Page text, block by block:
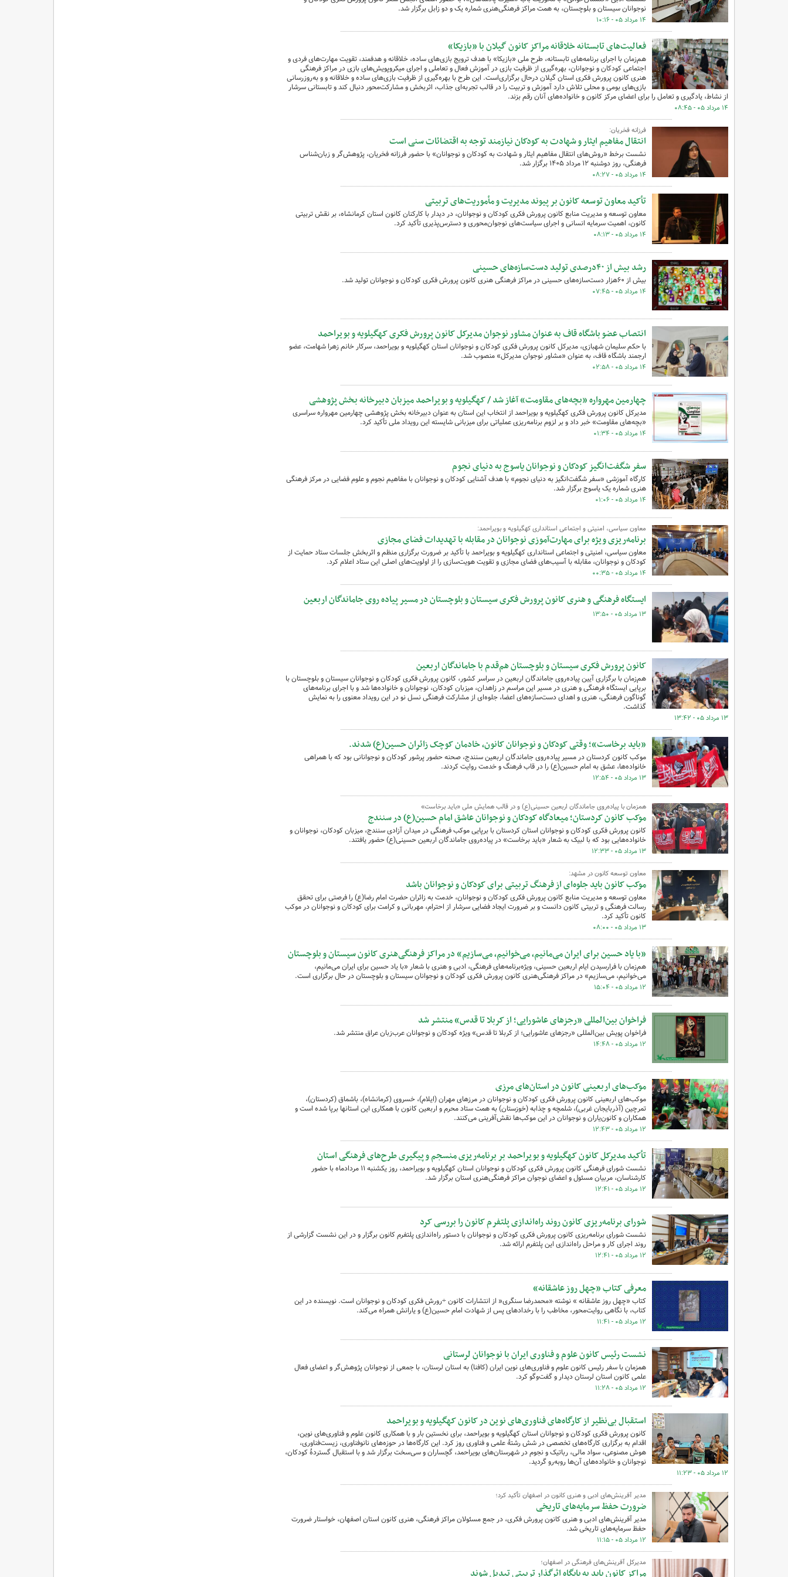
نوجوانان سیستان و بلوچستان، به همت مراکز فرهنگی‌هنری شماره یک و دو زابل برگزار شد.
۱۴ مرداد ۰۵ - ۱۰:۱۶
فعالیت‌های تابستانه خلاقانه مراکز کانون گیلان با «بازیکا»
هم‌زمان با اجرای برنامه‌های تابستانه، طرح ملی «بازیکا» با هدف ترویج بازی‌های ساده، خلاقانه و هدفمند، تقویت مهارت‌های فردی و
اجتماعی کودکان و نوجوانان، بهره‌گیری از ظرفیت بازی در آموزش فعال و تعاملی و اجرای میکروپویش‌های بازی در مراکز فرهنگی
هنری کانون پرورش فکری استان گیلان درحال برگزاری‌است. این طرح با بهره‌گیری از ظرفیت بازی‌های ساده و خلاقانه و و به‌روزرسانی
بازی‌های بومی و محلی تلاش دارد آموزش و تربیت را در قالب تجربه‌ای جذاب، اثربخش و مشارکت‌محور دنبال کند و تابستانی سرشار
از نشاط، یادگیری و تعامل را برای اعضای مرکز کانون و خانواده‌های آنان رقم بزند.
۱۴ مرداد ۰۵ - ۰۸:۴۵
فرزانه فخریان:
انتقال مفاهیم ایثار و شهادت به کودکان نیازمند توجه به اقتضائات سنی است
نشست برخط «روش‌های انتقال مفاهیم ایثار و شهادت به کودکان و نوجوانان» با حضور فرزانه فخریان، پژوهش‌گر و زبان‌شناس
فرهنگی، روز دوشنبه ۱۲ مرداد ۱۴۰۵ برگزار شد.
۱۴ مرداد ۰۵ - ۰۸:۲۷
تأکید معاون توسعه کانون بر پیوند مدیریت و مأموریت‌های تربیتی
معاون توسعه و مدیریت منابع کانون پرورش فکری کودکان و نوجوانان، در دیدار با کارکنان کانون استان کرمانشاه، بر نقش تربیتی
کانون، اهمیت سرمایه انسانی و اجرای سیاست‌های نوجوان‌محوری و دسترس‌پذیری تأکید کرد.
۱۴ مرداد ۰۵ - ۰۸:۱۳
رشد بیش از ۴۰درصدی تولید دست‌سازه‌های حسینی
بیش از ۶۰هزار دست‌سازه‌های حسینی در مراکز فرهنگی هنری کانون پرورش فکری کودکان و نوجوانان تولید شد.
۱۴ مرداد ۰۵ - ۰۷:۴۵
انتصاب عضو باشگاه قاف به عنوان مشاور نوجوان مدیرکل کانون پرورش فکری کهگیلویه و بویراحمد
با حکم سلیمان شهبازی، مدیرکل کانون پرورش فکری کودکان و نوجوانان استان کهگیلویه و بویراحمد، سرکار خانم زهرا شهامت، عضو
ارجمند باشگاه قاف، به عنوان «مشاور نوجوان مدیرکل» منصوب شد.
۱۴ مرداد ۰۵ - ۰۲:۵۸
چهارمین مهرواره «بچه‌های مقاومت» آغاز شد / کهگیلویه و بویراحمد میزبان دبیرخانه بخش پژوهشی
مدیرکل کانون پرورش فکری کهگیلویه و بویراحمد از انتخاب این استان به عنوان دبیرخانه بخش پژوهشی چهارمین مهرواره سراسری
«بچه‌های مقاومت» خبر داد و بر لزوم برنامه‌ریزی عملیاتی برای میزبانی شایسته این رویداد ملی تأکید کرد.
۱۴ مرداد ۰۵ - ۰۱:۳۴
سفر شگفت‌انگیز کودکان و نوجوانان یاسوج به دنیای نجوم
کارگاه آموزشی «سفر شگفت‌انگیز به دنیای نجوم» با هدف آشنایی کودکان و نوجوانان با مفاهیم نجوم و علوم فضایی در مرکز فرهنگی
هنری شماره یک یاسوج برگزار شد.
۱۴ مرداد ۰۵ - ۰۱:۰۶
معاون سیاسی، امنیتی و اجتماعی استانداری کهگیلویه و بویراحمد:
برنامه‌ریزی ویژه برای مهارت‌آموزی نوجوانان در مقابله با تهدیدات فضای مجازی
معاون سیاسی، امنیتی و اجتماعی استانداری کهگیلویه و بویراحمد با تأکید بر ضرورت برگزاری منظم و اثربخش جلسات ستاد حمایت از
کودکان و نوجوانان، مقابله با آسیب‌های فضای مجازی و تقویت هویت‌سازی را از اولویت‌های اصلی این ستاد اعلام کرد.
۱۴ مرداد ۰۵ - ۰۰:۳۵
ایستگاه فرهنگی و هنری کانون پرورش فکری سیستان و بلوچستان در مسیر پیاده روی جاماندگان اربعین
۱۳ مرداد ۰۵ - ۱۳:۵۰
کانون پرورش فکری سیستان و بلوچستان هم‌قدم با جاماندگان اربعین
هم‌زمان با برگزاری آیین پیاده‌روی جاماندگان اربعین در سراسر کشور، کانون پرورش فکری کودکان و نوجوانان سیستان و بلوچستان با
برپایی ایستگاه فرهنگی و هنری در مسیر این مراسم در زاهدان، میزبان کودکان، نوجوانان و خانواده‌ها شد و با اجرای برنامه‌های
گوناگون فرهنگی، هنری و اهدای دست‌سازه‌های اعضا، جلوه‌ای از مشارکت فرهنگی نسل نو در این رویداد معنوی را به نمایش
گذاشت.
۱۳ مرداد ۰۵ - ۱۳:۴۲
«باید برخاست»؛ وقتی کودکان و نوجوانان کانون، خادمان کوچک زائران حسین(ع) شدند.
موکب کانون کردستان در مسیر پیاده‌روی جاماندگان اربعین سنندج، صحنه حضور پرشور کودکان و نوجوانانی بود که با همراهی
خانواده‌ها، عشق به امام حسین(ع) را در قاب فرهنگ و خدمت روایت کردند.
۱۳ مرداد ۰۵ - ۱۲:۵۴
همزمان با پیاده‌روی جاماندگان اربعین حسینی(ع) و در قالب همایش ملی «باید برخاست»
موکب کانون کردستان؛ میعادگاه کودکان و نوجوانان عاشق امام حسین(ع) در سنندج
کانون پرورش فکری کودکان و نوجوانان استان کردستان با برپایی موکب فرهنگی در میدان آزادی سنندج، میزبان کودکان، نوجوانان و
خانواده‌هایی بود که با لبیک به شعار «باید برخاست» در پیاده‌روی جاماندگان اربعین حسینی(ع) حضور یافتند.
۱۳ مرداد ۰۵ - ۱۲:۳۳
معاون توسعه کانون در مشهد:
موکب کانون باید جلوه‌ای از فرهنگ تربیتی برای کودکان و نوجوانان باشد
معاون توسعه و مدیریت منابع کانون پرورش فکری کودکان و نوجوانان، خدمت به زائران حضرت امام رضا(ع) را فرصتی برای تحقق
رسالت فرهنگی و تربیتی کانون دانست و بر ضرورت ایجاد فضایی سرشار از احترام، مهربانی و کرامت برای کودکان و نوجوانان در موکب
کانون تأکید کرد.
۱۳ مرداد ۰۵ - ۰۸:۰۰
«با یاد حسین برای ایران می‌مانیم، می‌خوانیم، می‌سازیم» در مراکز فرهنگی‌هنری کانون سیستان و بلوچستان
هم‌زمان با فرارسیدن ایام اربعین حسینی، ویژه‌برنامه‌های فرهنگی، ادبی و هنری با شعار «با یاد حسین برای ایران می‌مانیم،
می‌خوانیم، می‌سازیم» در مراکز فرهنگی‌هنری کانون پرورش فکری کودکان و نوجوانان سیستان و بلوچستان در حال برگزاری است.
۱۲ مرداد ۰۵ - ۱۵:۰۴
فراخوان بین‌المللی «رجزهای عاشورایی؛ از کربلا تا قدس» منتشر شد
فراخوان پویش بین‌المللی «رجزهای عاشورایی؛ از کربلا تا قدس» ویژه کودکان و نوجوانان عرب‌زبان عراق منتشر شد.
۱۲ مرداد ۰۵ - ۱۴:۴۸
موکب‌های اربعینی کانون در استان‌های مرزی
موکب‌های اربعینی کانون پرورش فکری کودکان و نوجوانان در مرزهای مهران (ایلام)، خسروی (کرمانشاه)، باشماق (کردستان)،
تمرچین (آذربایجان غربی)، شلمچه و چذابه (خوزستان) به همت ستاد محرم و اربعین کانون با همکاری این استانها برپا شده است و
همکاران و کانون‌یاران و نوجوانان در این موکب‌ها نقش‌آفرینی می‌کنند.
۱۲ مرداد ۰۵ - ۱۲:۴۳
تأکید مدیرکل کانون کهگیلویه و بویراحمد بر برنامه‌ریزی منسجم و پیگیری طرح‌های فرهنگی استان
نشست شورای فرهنگی کانون پرورش فکری کودکان و نوجوانان استان کهگیلویه و بویراحمد، روز یکشنبه ۱۱ مردادماه با حضور
کارشناسان، مربیان مسئول و اعضای نوجوان مراکز فرهنگی‌هنری استان برگزار شد.
۱۲ مرداد ۰۵ - ۱۲:۴۱
شورای برنامه‌ریزی کانون روند راه‌اندازی پلتفرم کانون را بررسی کرد
نشست شورای برنامه‌ریزی کانون پرورش فکری کودکان و نوجوانان با دستور راه‌اندازی پلتفرم کانون برگزار و در این نشست گزارشی از
روند اجرای کار و مراحل راه‌اندازی این پلتفرم ارائه شد.
۱۲ مرداد ۰۵ - ۱۲:۴۱
معرفی کتاب «چهل روز عاشقانه»
کتاب «چهل روز عاشقانه » نوشته «محمدرضا سنگری« از انتشارات کانون ÷رورش فکری کودکان و نوجوانان است. نویسنده در این
کتاب، با نگاهی روایت‌محور، مخاطب را با رخدادهای پس از شهادت امام حسین(ع) و یارانش همراه می‌کند.
۱۲ مرداد ۰۵ - ۱۱:۴۱
نشست رئیس کانون علوم و فناوری ایران با نوجوانان لرستانی
همزمان با سفر رئیس کانون علوم و فناوری‌های نوین ایران (کافنا) به استان لرستان، با جمعی از نوجوانان پژوهش‌گر و اعضای فعال
علمی کانون استان لرستان دیدار و گفت‌وگو کرد.
۱۲ مرداد ۰۵ - ۱۱:۲۸
استقبال بی‌نظیر از کارگاه‌های فناوری‌های نوین در کانون کهگیلویه و بویراحمد
کانون پرورش فکری کودکان و نوجوانان استان کهگیلویه و بویراحمد، برای نخستین بار و با همکاری کانون علوم و فناوری‌های نوین،
اقدام به برگزاری کارگاه‌های تخصصی در شش رشتهٔ علمی و فناوری روز کرد. این کارگاه‌ها در حوزه‌های نانوفناوری، زیست‌فناوری،
هوش مصنوعی، سواد مالی، رباتیک و نجوم در شهرستان‌های بویراحمد، گچساران و سی‌سخت برگزار شد و با استقبال گستردهٔ کودکان،
نوجوانان و خانواده‌های آن‌ها روبه‌رو گردید.
۱۲ مرداد ۰۵ - ۱۱:۲۳
مدیر آفرینش‌های ادبی و هنری کانون در اصفهان تأکید کرد؛
ضرورت حفظ سرمایه‌های تاریخی
مدیر آفرینش‌های ادبی و هنری کانون پرورش فکری، در جمع مسئولان مراکز فرهنگی، هنری کانون استان اصفهان، خواستار ضرورت
حفظ سرمایه‌های تاریخی شد.
۱۲ مرداد ۰۵ - ۱۱:۱۵
مدیرکل آفرینش‌های فرهنگی در اصفهان؛
مراکز کانون باید به پایگاه اثرگذار تربیتی تبدیل شوند